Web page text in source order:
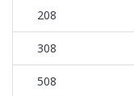
208
308
508